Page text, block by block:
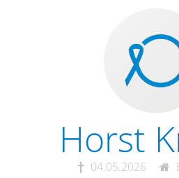
Horst
04.05.2026